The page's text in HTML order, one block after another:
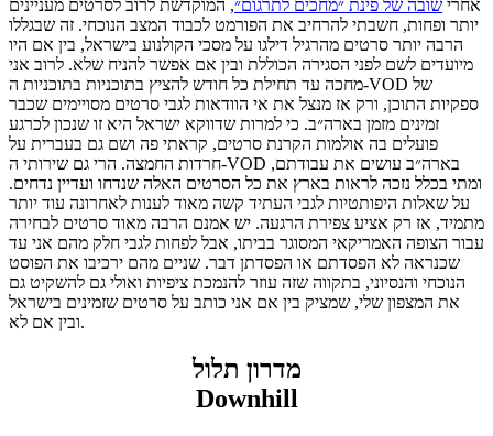
אחרי שובה של פינת ״מחכים לתרגום״, המוקדשת לרוב לסרטים מעניינים
יותר ופחות, חשבתי להרחיב את הפורמט לכבוד המצב הנוכחי. זה שבגללו
הרבה יותר סרטים מהרגיל דילגו על מסכי הקולנוע בישראל, בין אם היו
מיועדים לשם לפני הסגירה הכוללת ובין אם אפשר להניח שלא. לרוב אני
מחכה עד תחילת כל חודש להציץ בתוכניות בתוכניות ה-VOD של
ספקיות התוכן, ורק אז מנצל את אי הוודאות לגבי סרטים מסויימים שכבר
זמינים מזמן בארה״ב. כי למרות שדווקא ישראל היא זו שנכון לכרגע
פועלים בה אולמות הקרנת סרטים, קראתי פה ושם גם בעברית על
חרדות החמצה. הרי גם שירותי ה-VOD בארה״ב עושים את עבודתם,
ומתי בכלל נזכה לראות בארץ את כל הסרטים האלה שנדחו ועדיין נדחים.
על שאלות היפותטיות לגבי העתיד קשה מאוד לענות לאחרונה עוד יותר
מתמיד, אז רק אציע צפירת הרגעה. יש אמנם הרבה מאוד סרטים לבחירה
עבור הצופה האמריקאי המסוגר בביתו, אבל לפחות לגבי חלק מהם אני עד
שכנראה לא הפסדתם או הפסדתן דבר. שניים מהם ירכיבו את הפוסט
הנוכחי והנסיוני, בתקווה שזה עוזר להנמכת ציפיות ואולי גם להשקיט גם
את המצפון שלי, שמציק בין אם אני כותב על סרטים שזמינים בישראל
ובין אם לא.
מדרון תלול
Downhill